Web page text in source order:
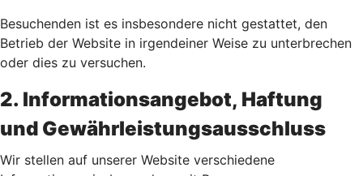
Besuchenden ist es insbesondere nicht gestattet, den
Betrieb der Website in irgendeiner Weise zu unterbrechen
oder dies zu versuchen.
2. Informationsangebot, Haftung
und Gewährleistungsausschluss
Wir stellen auf unserer Website verschiedene